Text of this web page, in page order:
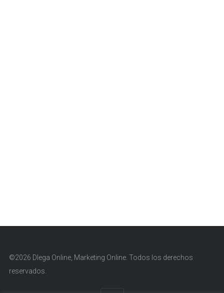
©2026 Dlega Online, Marketing Online. Todos los derechos
reservados.